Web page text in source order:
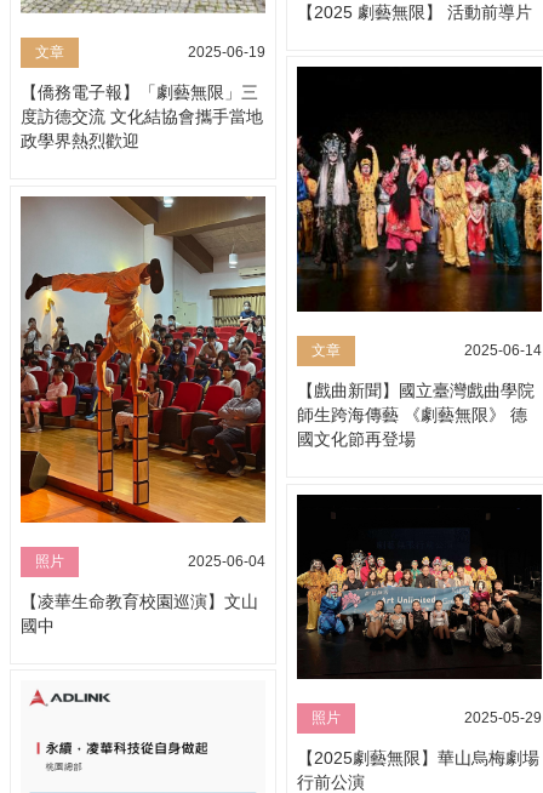
文章 2025-06-19
【僑務電子報】「劇藝無限」三
度訪德交流 文化結協會攜手當地
政學界熱烈歡迎
【2025 劇藝無限】 活動前導片
文章 2025-06-14
【戲曲新聞】國立臺灣戲曲學院
師生跨海傳藝 《劇藝無限》 德
國文化節再登場
照片 2025-06-04
【凌華生命教育校園巡演】文山
國中
照片 2025-05-29
【2025劇藝無限】華山烏梅劇場
行前公演